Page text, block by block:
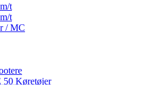
t
t
/ MC
50 Køretøjer